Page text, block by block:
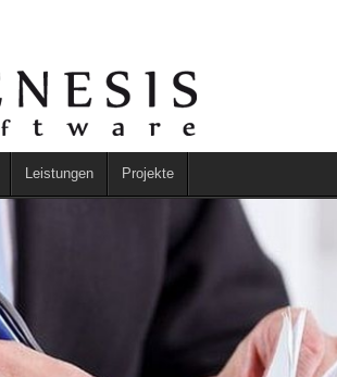
Leistungen Projekte